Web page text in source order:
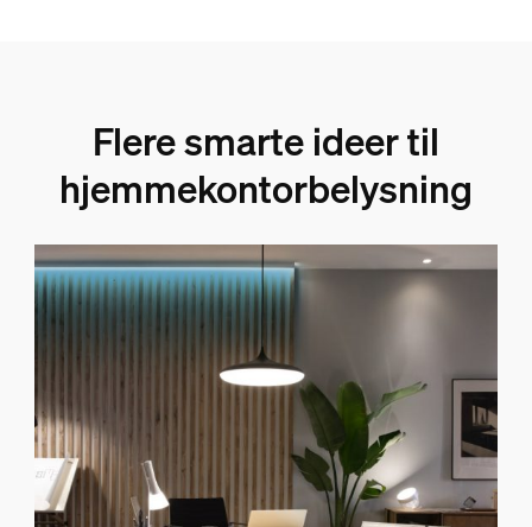
Flere smarte ideer til
hjemmekontorbelysning